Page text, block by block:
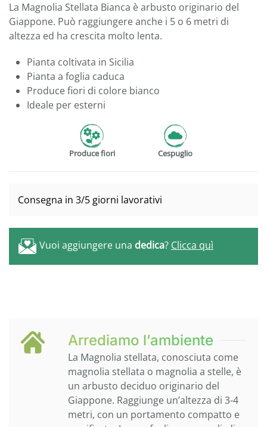
La Magnolia Stellata Bianca è arbusto originario del
Giappone. Può raggiungere anche i 5 o 6 metri di
altezza ed ha crescita molto lenta.
Pianta coltivata in Sicilia
Pianta a foglia caduca
Produce fiori di colore bianco
Ideale per esterni
Produce fiori Cespuglio
Consegna in 3/5 giorni lavorativi
Vuoi aggiungere una dedica? Clicca quì
Arrediamo l’ambiente
La Magnolia stellata, conosciuta come
magnolia stellata o magnolia a stelle, è
un arbusto deciduo originario del
Giappone. Raggiunge un’altezza di 3-4
metri, con un portamento compatto e